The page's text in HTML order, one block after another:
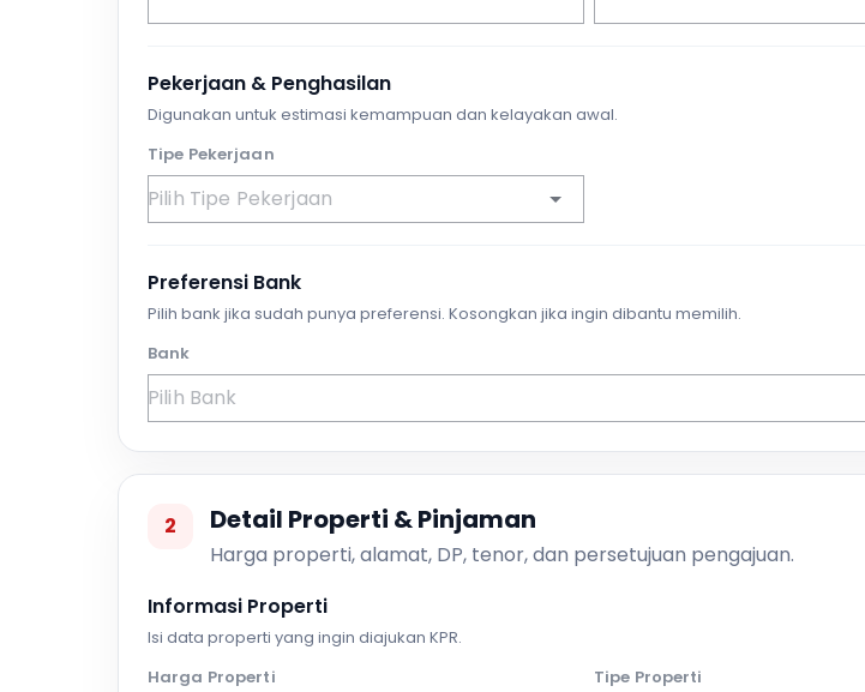
Pekerjaan & Penghasilan
Digunakan untuk estimasi kemampuan dan kelayakan awal.
Tipe Pekerjaan
Preferensi Bank
Pilih bank jika sudah punya preferensi. Kosongkan jika ingin dibantu memilih.
Bank
2 Detail Properti & Pinjaman
Harga properti, alamat, DP, tenor, dan persetujuan pengajuan.
Informasi Properti
Isi data properti yang ingin diajukan KPR.
Harga Properti
Tipe Properti